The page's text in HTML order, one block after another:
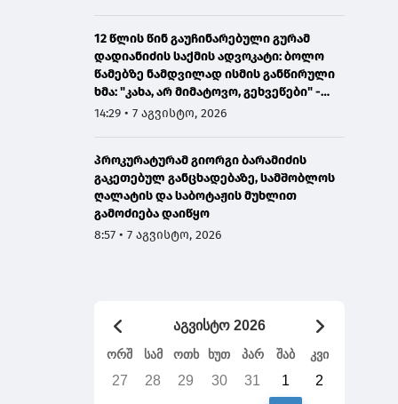
12 წლის წინ გაუჩინარებული გურამ
დადიანიძის საქმის ადვოკატი: ბოლო
წამებზე ნამდვილად ისმის განწირული
ხმა: "კახა, არ მიმატოვო, გეხვეწები" -
ვიდეოს დადებას ვაპირებდით
14:29 • 7 აგვისტო, 2026
პროკურატურამ გიორგი ბარამიძის
გაკეთებულ განცხადებაზე, სამშობლოს
ღალატის და საბოტაჟის მუხლით
გამოძიება დაიწყო
8:57 • 7 აგვისტო, 2026
აგვისტო 2026
ორშ სამ ოთხ ხუთ პარ შაბ კვი
27 28 29 30 31 1 2